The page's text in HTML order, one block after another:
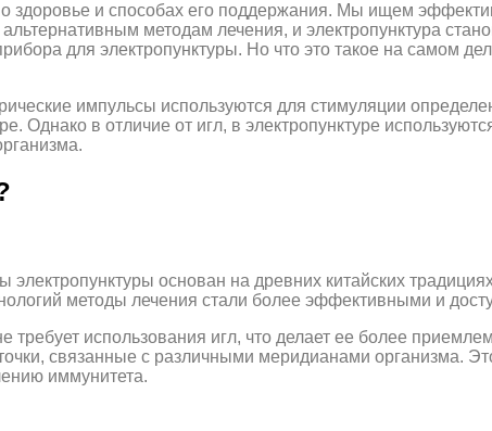
здоровье и способах его поддержания. Мы ищем
методам лечения, и электропунктура
для электропунктуры. Но что это такое на самом
импульсы используются для стимуляции
Однако в отличие от игл, в электропунктуре
электропунктуры основан на древних китайских
методы лечения стали более эффективными и
требует использования игл, что делает ее более
связанные с различными меридианами организма.
иммунитета.